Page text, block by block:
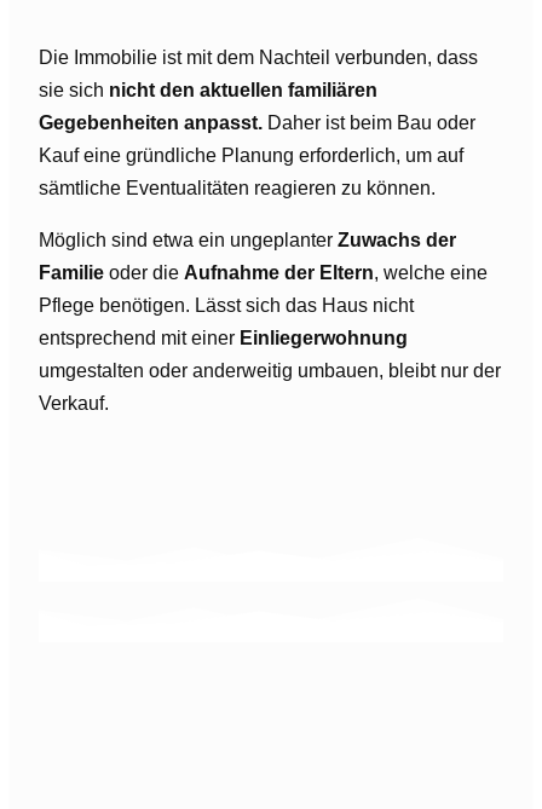
Die Immobilie ist mit dem Nachteil verbunden, dass
sie sich nicht den aktuellen familiären
Gegebenheiten anpasst. Daher ist beim Bau oder
Kauf eine gründliche Planung erforderlich, um auf
sämtliche Eventualitäten reagieren zu können.
Möglich sind etwa ein ungeplanter Zuwachs der
Familie oder die Aufnahme der Eltern, welche eine
Pflege benötigen. Lässt sich das Haus nicht
entsprechend mit einer Einliegerwohnung
umgestalten oder anderweitig umbauen, bleibt nur der
Verkauf.